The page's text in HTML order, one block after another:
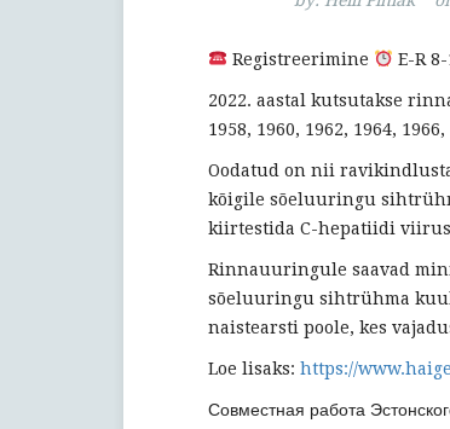
Registreerimine E-R
2022. aastal kutsutakse
1958, 1960, 1962, 1964,
Oodatud on nii
kõigile sõeluuringu
kiirtestida C-hepatiidi
Rinnauuringule saavad
sõeluuringu sihtrühma
naistearsti poole, kes
Loe lisaks: https://
Совместная работа